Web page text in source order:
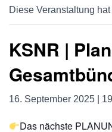
Diese Veranstaltung
KSNR |
16. September 2025 |
Das nächste